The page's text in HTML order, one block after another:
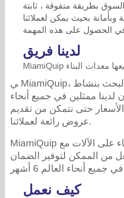
بطريقة متفوقة ، ثابتة
بحيث يمكن لعملائنا
لدينا فريق
ي MiamiQuip، لدينا مجموعة من ذوي الخبرة من المهنيين التي يتم البحث بنشاط
ممثلين في جميع أنحاء
حتى نتمكن من تقديم
عروض رائعة لعملائنا.
MiamiQuip لديه أيضا خيار متاح لتنفيذ عملية ساعة الصفر بناء على الآلات مع
من الممكن لتوفير الضمان
6 أشهر.
كيف نعمل